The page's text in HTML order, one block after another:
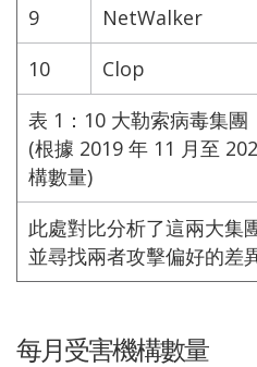
9
NetWalker
10
Clop
表 1：10 大勒索病毒集團
(根據 2019 年 11 月至
構數量)
此處對比分析了這兩大集
並尋找兩者攻擊偏好的差異
每月受害機構數量